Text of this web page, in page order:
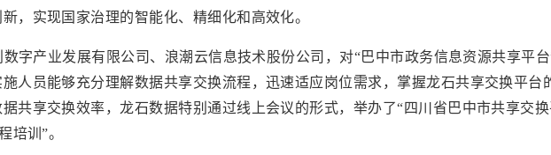
，实现国家治理的智能化、精细化和高效化。
字产业发展有限公司、浪潮云信息技术股份公司，对“巴中市政务信息资源共享平台
人员能够充分理解数据共享交换流程，迅速适应岗位需求，掌握龙石共享交换平台
共享交换效率，龙石数据特别通过线上会议的形式，举办了“四川省巴中市共享交
培训”。